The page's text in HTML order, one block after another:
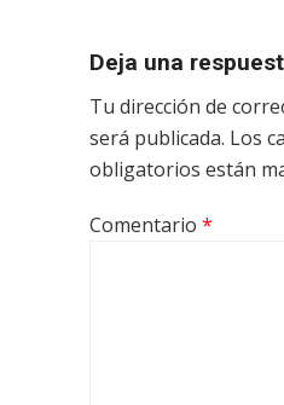
Deja una
Tu dirección de
será publicada. Los
obligatorios están
Comentario *